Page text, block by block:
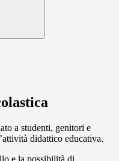
a studenti, genitori e
didattico educativa.